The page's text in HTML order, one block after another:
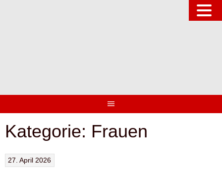
Kategorie: Frauen
27. April 2026